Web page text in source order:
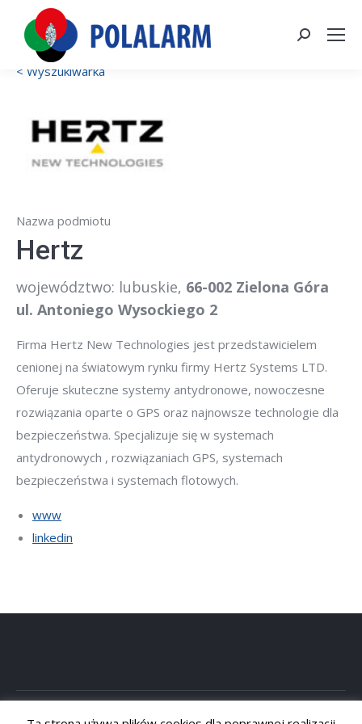
Szukaj:
< Wyszukiwarka
Nazwa podmiotu
Hertz
województwo: lubuskie, 66-002 Zielona Góra
ul. Antoniego Wysockiego 2
Firma Hertz New Technologies jest przedstawicielem
cenionej na światowym rynku firmy Hertz Systems LTD.
Oferuje skuteczne systemy antydronowe, nowoczesne
rozwiązania oparte o GPS oraz najnowsze technologie dla
bezpieczeństwa. Specjalizuje się w systemach
antydronowych , rozwiązaniach GPS, systemach
bezpieczeństwa i systemach flotowych.
www
linkedin